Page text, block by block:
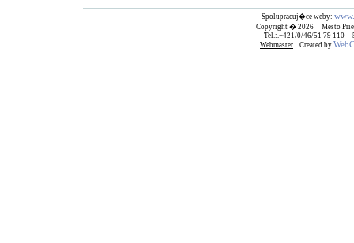
Spolupracuj�ce weby:
Copyright � 2026 Mesto
Tel.:.+421/0/46/51 79 110
Webmaster Created by